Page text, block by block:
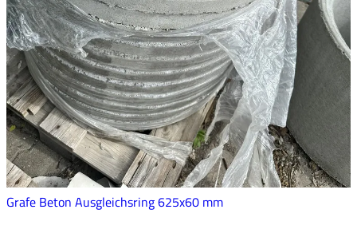
Grafe Beton Ausgleichsring 625x60 mm